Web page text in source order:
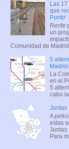
Las
que
Punto'
Renfe
un
Comunidad de Madrid
5
La
en el
5
cabo
Juntas
A
estas
Juntas
Para